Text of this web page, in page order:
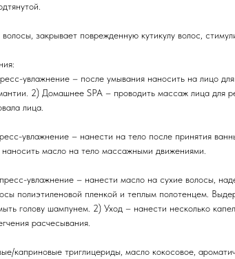
закрывает поврежденную кутикулу волос,
увлажнение – после умывания наносить на лицо
2) Домашнее SPA – проводить массаж лица для
лица.
увлажнение – нанести на тело после принятия
масло на тело массажными движениями.
увлажнение – нанести масло на сухие волосы,
полиэтиленовой пленкой и теплым полотенцем.
голову шампунем. 2) Уход – нанести несколько
расчесывания.
каприновые триглицериды, масло кокосовое,